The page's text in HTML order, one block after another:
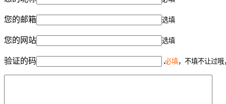
您的邮箱 选填
您的网站 选填
验证的码 必填，不填不让过